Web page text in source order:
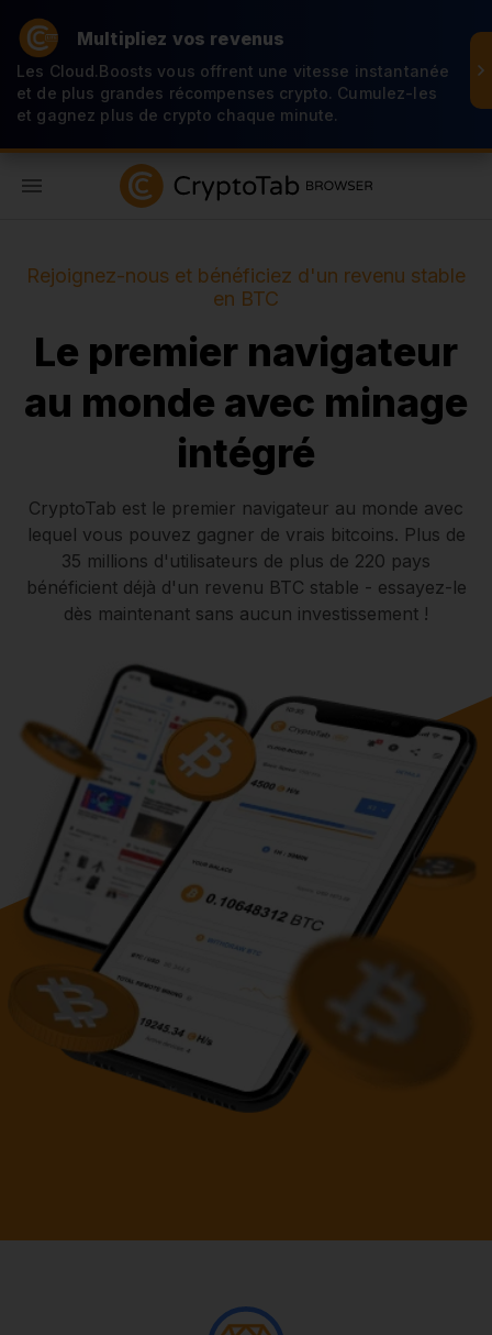
Multipliez vos revenus
Les Cloud.Boosts vous offrent une vitesse instantanée
et de plus grandes récompenses crypto. Cumulez-les
et gagnez plus de crypto chaque minute.
Rejoignez-nous et bénéficiez d'un revenu stable
en BTC
Le premier navigateur
au monde avec minage
intégré
CryptoTab est le premier navigateur au monde avec
lequel vous pouvez gagner de vrais bitcoins. Plus de
35 millions d'utilisateurs de plus de 220 pays
bénéficient déjà d'un revenu BTC stable - essayez-le
dès maintenant sans aucun investissement !